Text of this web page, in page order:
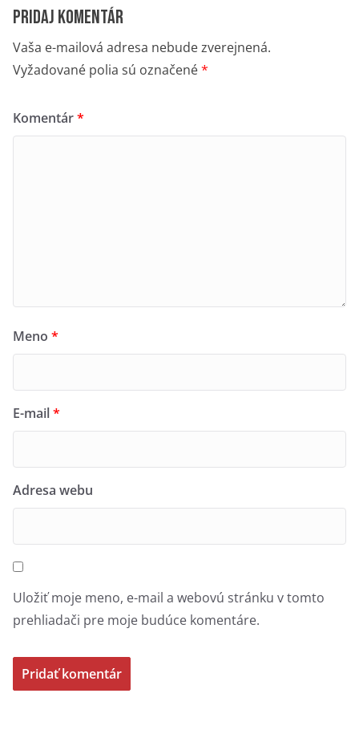
Pridaj komentár
Vaša e-mailová adresa nebude zverejnená.
Vyžadované polia sú označené*
Komentár*
Meno *
E-mail*
Adresa webu
Uložiť moje meno, e-mail a webovú stránku v tomto
prehliadači pre moje budúce komentáre.